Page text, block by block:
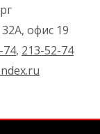
офис 19
74, 213-52-74